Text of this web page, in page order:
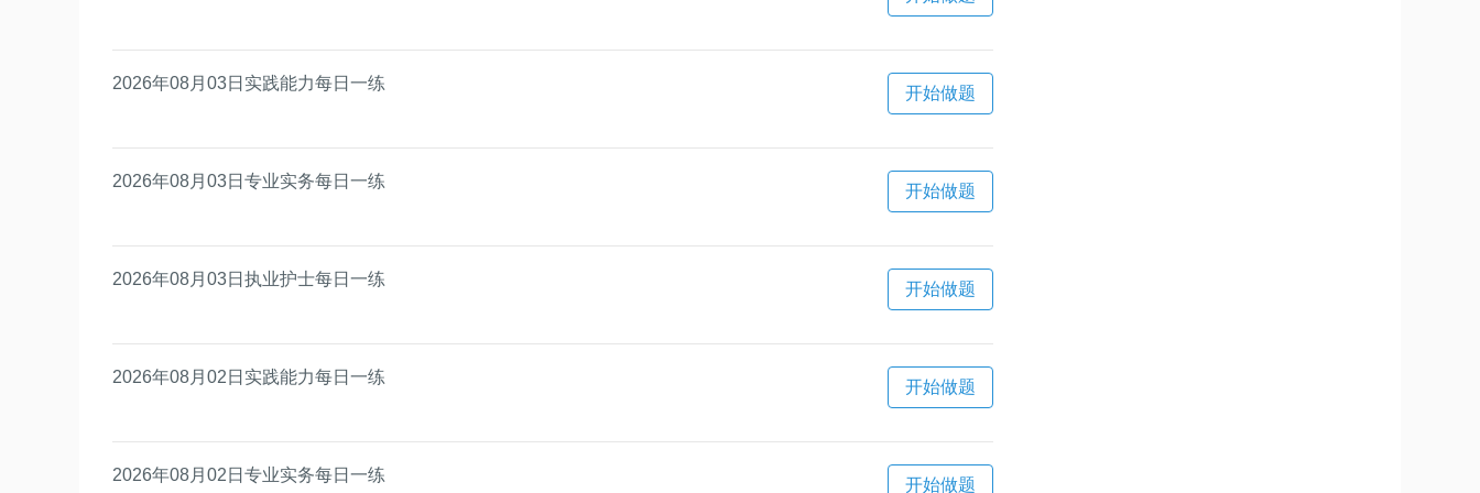
2026年08月03日实践能力每日一练
开始做题
2026年08月03日专业实务每日一练
开始做题
2026年08月03日执业护士每日一练
开始做题
2026年08月02日实践能力每日一练
开始做题
2026年08月02日专业实务每日一练
开始做题